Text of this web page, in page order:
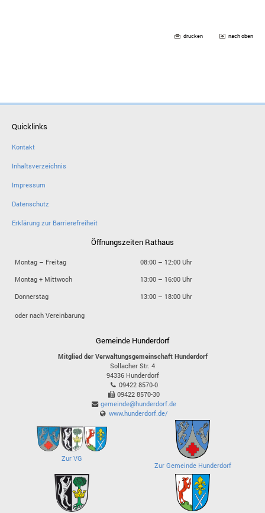
drucken nach oben
Quicklinks
Kontakt
Inhaltsverzeichnis
Impressum
Datenschutz
Erklärung zur Barrierefreiheit
Öffnungszeiten Rathaus
Montag – Freitag
08:00 – 12:00 Uhr
Montag + Mittwoch
13:00 – 16:00 Uhr
Donnerstag
13:00 – 18:00 Uhr
oder nach Vereinbarung
Gemeinde Hunderdorf
Mitglied der Verwaltungsgemeinschaft Hunderdorf
Sollacher Str. 4
94336 Hunderdorf
09422 8570-0
09422 8570-30
gemeinde@hunderdorf.de
www.hunderdorf.de/
Zur VG
Zur Gemeinde Hunderdorf